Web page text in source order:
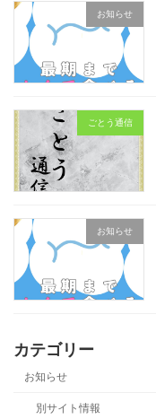
お知らせ
ごとう通信
お知らせ
カテゴリー
お知らせ
別サイト情報